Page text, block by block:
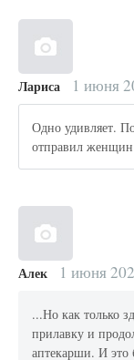
Лариса 1 июня
Одно удивляет.
отправил женщин
Алек 1 июня
...Но как только
прилавку и
аптекарши. И это